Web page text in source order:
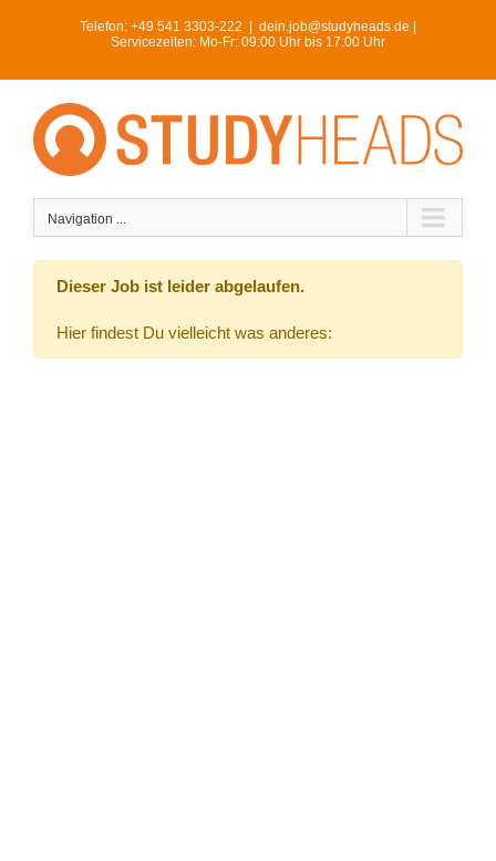
Telefon: +49 541 3303-222
dein.job@studyheads.de |
Servicezeiten: Mo-Fr: 09:00 Uhr bis 17:00 Uhr
Navigation ...
Dieser Job ist leider abgelaufen.
Hier findest Du vielleicht was anderes: